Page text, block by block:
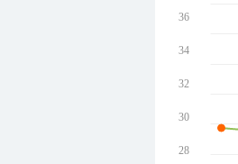
36
34
32
30
28